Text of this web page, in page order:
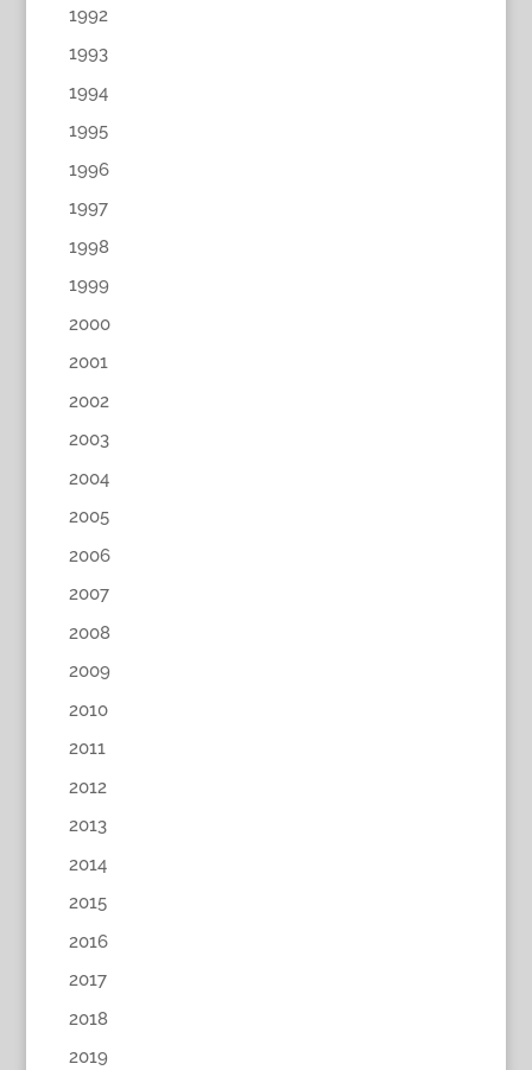
1992
1993
1994
1995
1996
1997
1998
1999
2000
2001
2002
2003
2004
2005
2006
2007
2008
2009
2010
2011
2012
2013
2014
2015
2016
2017
2018
2019